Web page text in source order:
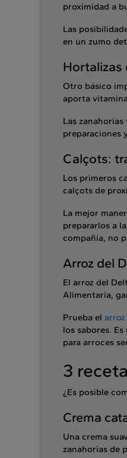
proximidad a
Las
en un zumo
Hortalizas
Otro básico
aporta
Las
preparaciones
Calçots:
Los primeros
calçots de
La mejor
prepararlos a
compañía, no
Arroz del
El arroz del
Alimentaria,
Prueba el
los sabores.
para arroces
3
¿Es posible
Crema
Una crema
zanahorias de